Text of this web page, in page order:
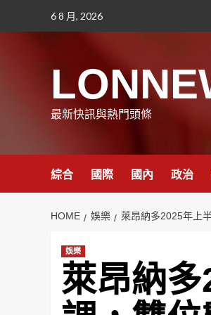
6 8 月, 2026
最新快訊與熱門頭條
綜合 國際 國內 政治
HOME 娛樂 萊昂納多2025年上
娛樂
萊昂納